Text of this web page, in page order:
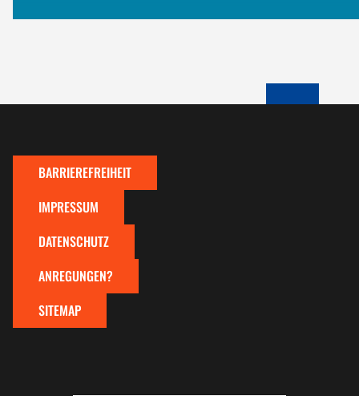
ZUM
BARRIEREFREIHEIT
IMPRESSUM
DATENSCHUTZ
ANREGUNGEN?
SITEMAP